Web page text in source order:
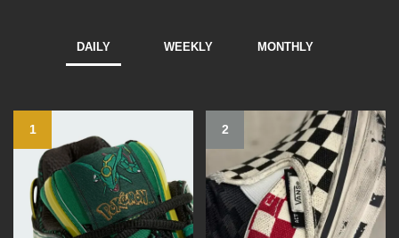
DAILY WEEKLY MONTHLY
1 2